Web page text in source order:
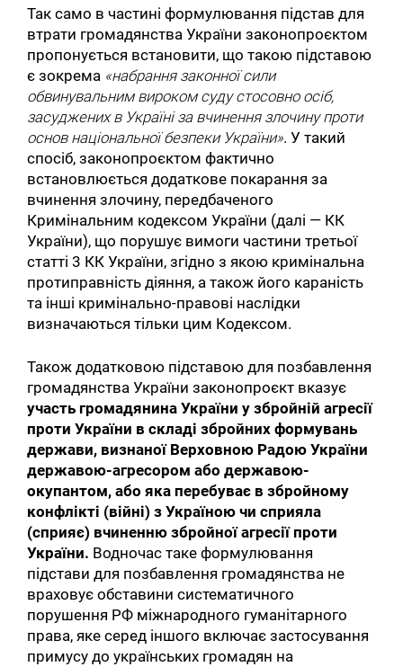
Так само в частині формулювання підстав для
втрати громадянства України законопроєктом
пропонується встановити, що такою підставою
є зокрема «набрання законної сили
обвинувальним вироком суду стосовно осіб,
засуджених в Україні за вчинення злочину проти
основ національної безпеки України». У такий
спосіб, законопроєктом фактично
встановлюється додаткове покарання за
вчинення злочину, передбаченого
Кримінальним кодексом України (далі — КК
України), що порушує вимоги частини третьої
статті 3 КК України, згідно з якою кримінальна
протиправність діяння, а також його караність
та інші кримінально-правові наслідки
визначаються тільки цим Кодексом.
Також додатковою підставою для позбавлення
громадянства України законопроєкт вказує
участь громадянина України у збройній агресії
проти України в складі збройних формувань
держави, визнаної Верховною Радою України
державою-агресором або державою-
окупантом, або яка перебуває в збройному
конфлікті (війні) з Україною чи сприяла
(сприяє) вчиненню збройної агресії проти
України. Водночас таке формулювання
підстави для позбавлення громадянства не
враховує обставини систематичного
порушення РФ міжнародного гуманітарного
права, яке серед іншого включає застосування
примусу до українських громадян на